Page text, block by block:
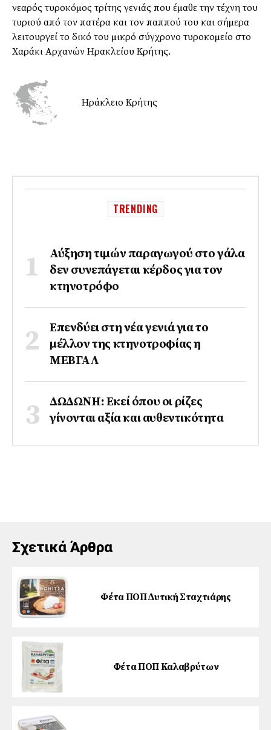
νεαρός τυροκόµος τρίτης γενιάς που έµαθε την τέχνη του
τυριού από τον πατέρα και τον παππού του και σήµερα
λειτουργεί το δικό του µικρό σύγχρονο τυροκοµείο στο
Χαράκι Αρχανών Ηρακλείου Κρήτης.
Ηράκλειο Κρήτης
TRENDING
Αύξηση τιμών παραγωγού στο γάλα
δεν συνεπάγεται κέρδος για τον
κτηνοτρόφο
Επενδύει στη νέα γενιά για το
μέλλον της κτηνοτροφίας η
ΜΕΒΓΑΛ
ΔΩΔΩΝΗ: Εκεί όπου οι ρίζες
γίνονται αξία και αυθεντικότητα
Σχετικά Άρθρα
Φέτα ΠΟΠ ∆υτική Σταχτιάρης
Φέτα ΠΟΠ Καλαβρύτων